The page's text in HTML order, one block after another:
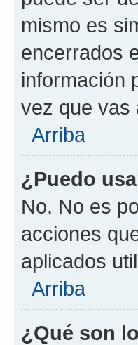
mismo es
encerrados
información
vez que vas
Arriba
¿Puedo
No. No es
acciones
aplicados
Arriba
¿Qué son